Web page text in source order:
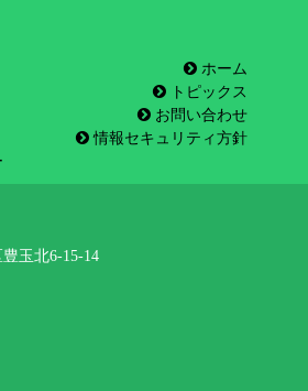
ホーム
トピックス
お問い合わせ
情報セキュリティ方針
玉北6-15-14